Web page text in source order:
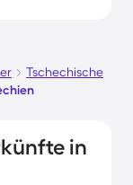
Tschechische
in